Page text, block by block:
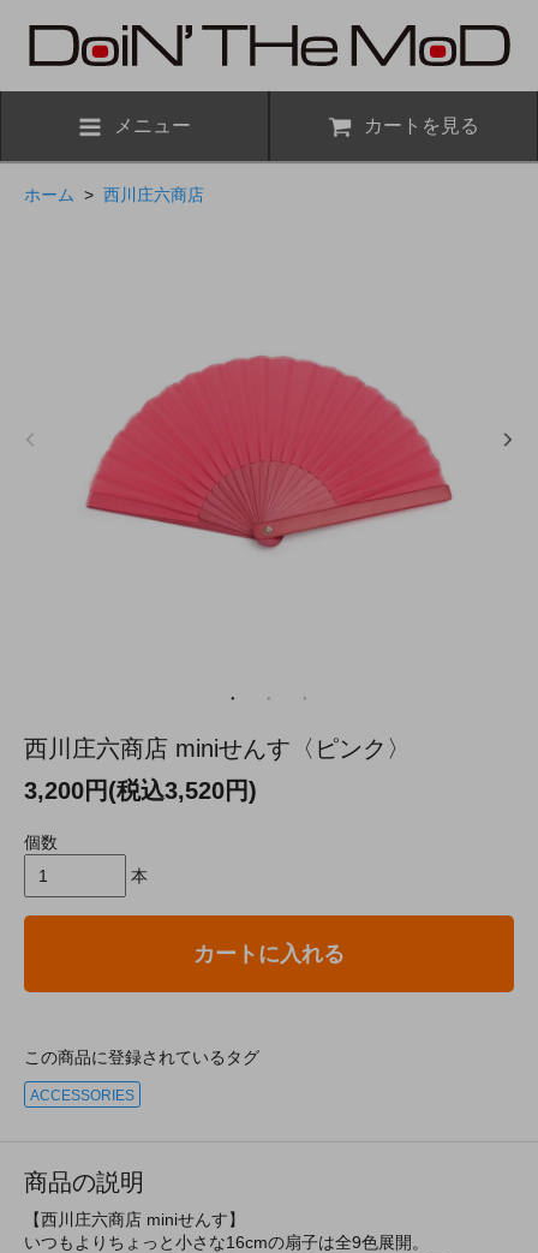
メニュー カートを見る
ホーム > 西川庄六商店
西川庄六商店 miniせんす〈ピンク〉
3,200円(税込3,520円)
個数
本
カートに入れる
この商品に登録されているタグ
ACCESSORIES
商品の説明
【西川庄六商店 miniせんす】
いつもよりちょっと小さな16cmの扇子は全9色展開。